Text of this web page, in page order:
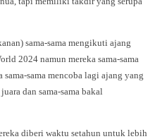
sama-sama mengikuti ajang
2024 namun mereka sama-sama
sama mencoba lagi ajang yang
dan sama-sama bakal
diberi waktu setahun untuk lebih